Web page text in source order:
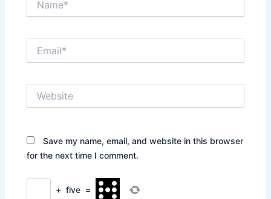
Save my name, email, and website in this browser
for the next time I comment.
+ five =